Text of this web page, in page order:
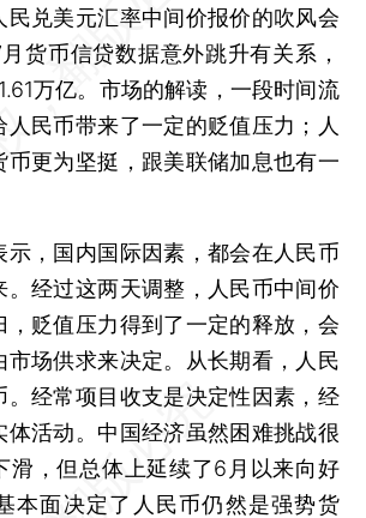
民兑美元汇率中间价报价的吹风会
货币信贷数据意外跳升有关系，
万亿。市场的解读，一段时间流
人民币带来了一定的贬值压力；人
币更为坚挺，跟美联储加息也有一
，国内国际因素，都会在人民币
。经过这两天调整，人民币中间价
，贬值压力得到了一定的释放，会
市场供求来决定。从长期看，人民
。经常项目收支是决定性因素，经
体活动。中国经济虽然困难挑战很
滑，但总体上延续了6月以来向好
本面决定了人民币仍然是强势货